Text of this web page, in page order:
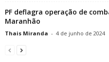
PF deflagra operação de
Maranhão
Thais Miranda - 4 de junho de 2024